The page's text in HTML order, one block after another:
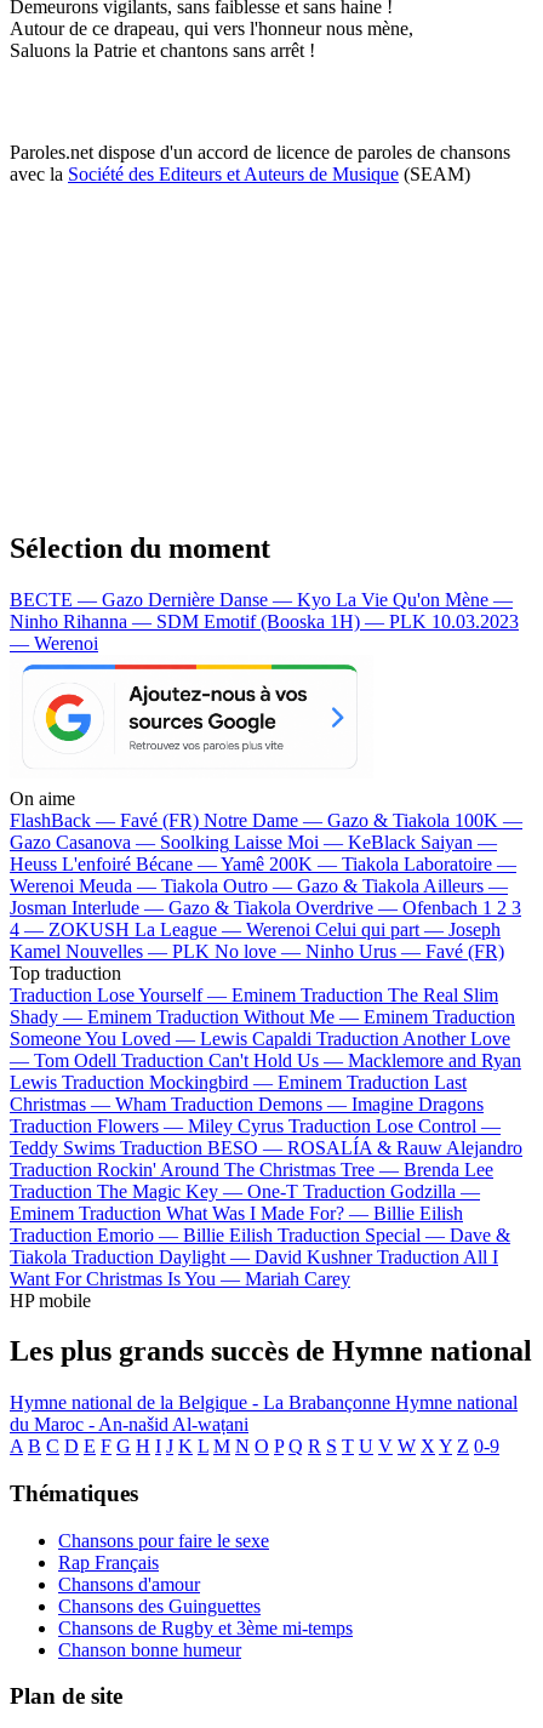
Demeurons vigilants, sans faiblesse et sans haine !
Autour de ce drapeau, qui vers l'honneur nous mène,
Saluons la Patrie et chantons sans arrêt !
Paroles.net dispose d'un accord de licence de paroles de chansons
avec la Société des Editeurs et Auteurs de Musique (SEAM)
Sélection du moment
BECTE — Gazo Dernière Danse — Kyo La Vie Qu'on Mène —
Ninho Rihanna — SDM Emotif (Booska 1H) — PLK 10.03.2023
— Werenoi
On aime
FlashBack — Favé (FR) Notre Dame — Gazo & Tiakola 100K —
Gazo Casanova — Soolking Laisse Moi — KeBlack Saiyan —
Heuss L'enfoiré Bécane —Yamê 200K — Tiakola Laboratoire —
Werenoi Meuda — Tiakola Outro — Gazo & Tiakola Ailleurs —
Josman Interlude — Gazo & Tiakola Overdrive — Ofenbach 1 2 3
4 — ZOKUSH La League — Werenoi Celui qui part — Joseph
Kamel Nouvelles — PLK No love — Ninho Urus — Favé (FR)
Top traduction
Traduction Lose Yourself — Eminem Traduction The Real Slim
Shady — Eminem Traduction Without Me — Eminem Traduction
Someone You Loved — Lewis Capaldi Traduction Another Love
— Tom Odell Traduction Can't Hold Us — Macklemore and Ryan
Lewis Traduction Mockingbird — Eminem Traduction Last
Christmas — Wham Traduction Demons — Imagine Dragons
Traduction Flowers — Miley Cyrus Traduction Lose Control —
Teddy Swims Traduction BESO — ROSALÍA & Rauw Alejandro
Traduction Rockin' Around The Christmas Tree — Brenda Lee
Traduction The Magic Key — One-T Traduction Godzilla —
Eminem Traduction What Was I Made For? — Billie Eilish
Traduction Emorio — Billie Eilish Traduction Special — Dave &
Tiakola Traduction Daylight — David Kushner Traduction All I
Want For Christmas Is You — Mariah Carey
HP mobile
Les plus grands succès de Hymne national
Hymne national de la Belgique - La Brabançonne Hymne national
du Maroc - An-našid Al-waṭani
A B C D E F G H I J K L M N O P Q R S T U V W X Y Z 0-9
Thématiques
Chansons pour faire le sexe
Rap Français
Chansons d'amour
Chansons des Guinguettes
Chansons de Rugby et 3ème mi-temps
Chanson bonne humeur
Plan de site